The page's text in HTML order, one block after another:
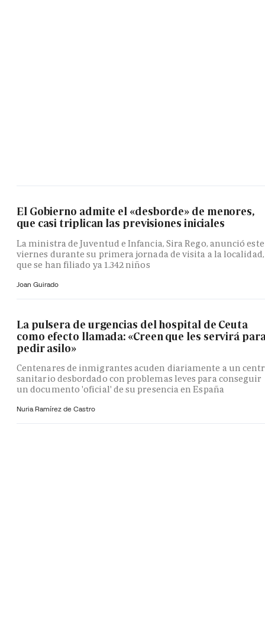
El Gobierno admite el «desborde» de menores,
que casi triplican las previsiones iniciales
La ministra de Juventud e Infancia, Sira Rego, anunció este
viernes durante su primera jornada de visita a la localidad,
que se han filiado ya 1.342 niños
Joan Guirado
La pulsera de urgencias del hospital de Ceuta
como efecto llamada: «Creen que les servirá
pedir asilo»
Centenares de inmigrantes acuden diariamente a un
sanitario desbordado con problemas leves para conseguir
un documento 'oficial' de su presencia en España
Nuria Ramírez de Castro